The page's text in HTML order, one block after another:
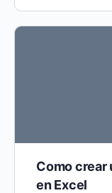
Como
en Excel